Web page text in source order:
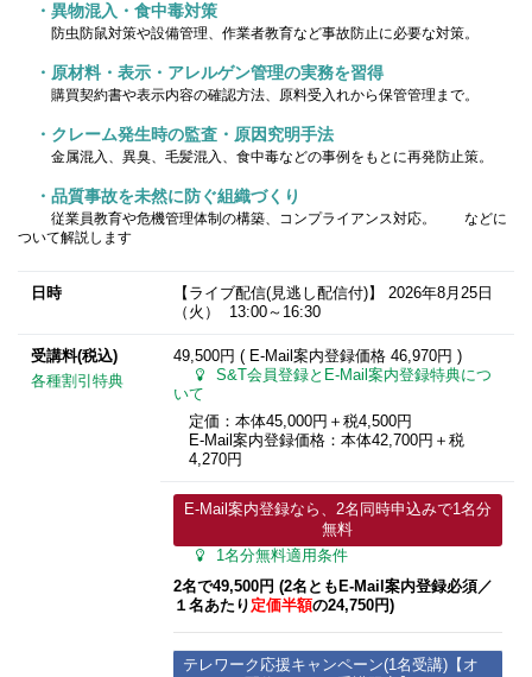
・異物混入・食中毒対策
防虫防鼠対策や設備管理、作業者教育など事故防止に必要な対策。
・原材料・表示・アレルゲン管理の実務を習得
購買契約書や表示内容の確認方法、原料受入れから保管管理まで。
・クレーム発生時の監査・原因究明手法
金属混入、異臭、毛髪混入、食中毒などの事例をもとに再発防止策。
・品質事故を未然に防ぐ組織づくり
従業員教育や危機管理体制の構築、コンプライアンス対応。 などに
ついて解説します
日時 【ライブ配信(見逃し配信付)】 2026年8月25日
（火） 13:00～16:30
受講料(税込)
各種割引特典
49,500円 ( E-Mail案内登録価格 46,970円 )
S&T会員登録とE-Mail案内登録特典につ
いて
定価：本体45,000円＋税4,500円
E-Mail案内登録価格：本体42,700円＋税
4,270円
E-Mail案内登録なら、2名同時申込みで1名分
無料
1名分無料適用条件
2名で49,500円 (2名ともE-Mail案内登録必須​／
１名あたり 定価半額の24,750円)
テレワーク応援キャンペーン(1名受講)【オ